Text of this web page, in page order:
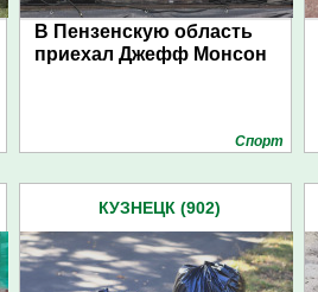
В Пензенскую область
приехал Джефф Монсон
Спорт
КУЗНЕЦК (902)